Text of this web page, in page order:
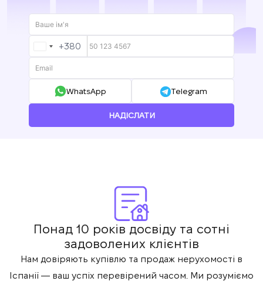
UKRAINE
+380
+380
WhatsApp Telegram
НАДІСЛАТИ
Понад 10 років досвіду та сотні
задоволених клієнтів
Нам довіряють купівлю та продаж нерухомості в
Іспанії — ваш успіх перевірений часом. Ми розуміємо